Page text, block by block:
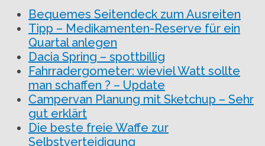
Bequemes Seitendeck zum Ausreiten
Tipp – Medikamenten-Reserve für ein
Quartal anlegen
Dacia Spring – spottbillig
Fahrradergometer: wieviel Watt sollte
man schaffen ? – Update
Campervan Planung mit Sketchup – Sehr
gut erklärt
Die beste freie Waffe zur
Selbstverteidigung